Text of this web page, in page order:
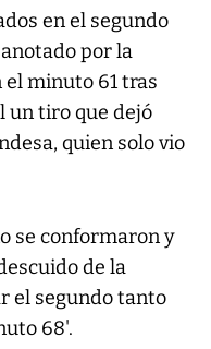
en el segundo
por la
el minuto 61 tras
un tiro que dejó
quien solo vio
se conformaron y
de la
el segundo tanto
68'.